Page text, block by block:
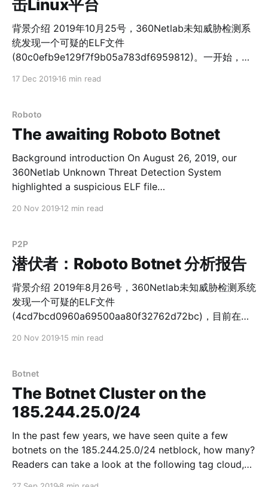
击Linux平台
背景介绍 2019年10月25号，360Netlab未知威胁检测系
统发现一个可疑的ELF文件
(80c0efb9e129f7f9b05a783df6959812)。一开始，我
现这个案例跟Lazarus Group有关，并决定深入分析它。
目前，业界也从未公开过关于Lazarus Group针对Linux平
台的攻击样本和案例。通过详细的分析，我们确定这是一
款功能完善，行为隐蔽并适用于Windows和Linux平台的
RAT程序，并且其幕后攻击者疑似Lazarus Group。 事实
上，这款远程控制软件相关样本早在2019年5月份就已经
征，并根据它的文件名和硬编码字符串特征将它命名为
Dacls。 Dacls 概览 Dacls是一款新型的远程控
17 Dec 2019 16 min read
Roboto
The awaiting Roboto Botnet
Background introduction On August 26, 2019, our
360Netlab Unknown Threat Detection System
highlighted a suspicious ELF file
bot program. Fast forwarded to October 11, 2019, our
Anglerfish honeypot captured
20 Nov 2019 12 min read
P2P
潜伏者：Roboto Botnet 分析报告
背景介绍 2019年8月26号，360Netlab未知威胁检测系统
发现一个可疑的ELF文件
(4cd7bcd0960a69500aa80f32762d72bc)，目前在
到另一个可疑的ELF样本
(4b98096736e94693e2dc5a1361e1a720)，并且正是
那个可疑的ELF样本的Downloader。这个Downloader样
本会从2个硬编码的HTTP链接中下载Bot程序，其中一个
下载地址把这个Bot样本伪装成Google的一个字体
库“roboto.ttc”，所以我们将这个Botnet命名为Roboto。
我们已经持续关注了Roboto Botnet近3个月的时间，并
20 Nov 2019 15 min read
Botnet
The Botnet Cluster on the
185.244.25.0/24
In the past few years, we have seen quite a few
botnets on the 185.244.25.0/24 netblock, how many?
Readers can take a look at the following tag cloud,